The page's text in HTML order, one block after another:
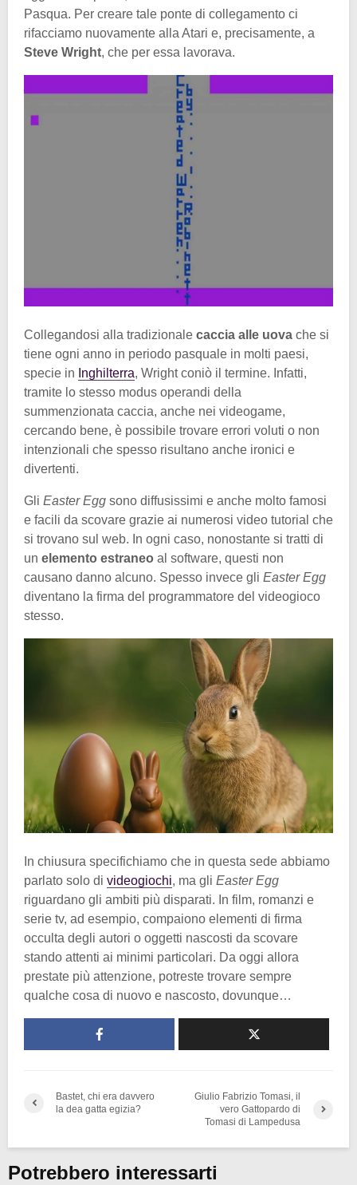
Pasqua. Per creare tale ponte di collegamento ci
rifacciamo nuovamente alla Atari e, precisamente, a
Steve Wright, che per essa lavorava.
Collegandosi alla tradizionale caccia alle uova che si
tiene ogni anno in periodo pasquale in molti paesi,
specie in Inghilterra, Wright coniò il termine. Infatti,
tramite lo stesso modus operandi della
summenzionata caccia, anche nei videogame,
cercando bene, è possibile trovare errori voluti o non
intenzionali che spesso risultano anche ironici e
divertenti.
Gli Easter Egg sono diffusissimi e anche molto famosi
e facili da scovare grazie ai numerosi video tutorial che
si trovano sul web. In ogni caso, nonostante si tratti di
un elemento estraneo al software, questi non
causano danno alcuno. Spesso invece gli Easter Egg
diventano la firma del programmatore del videogioco
stesso.
In chiusura specifichiamo che in questa sede abbiamo
parlato solo di videogiochi, ma gli Easter Egg
riguardano gli ambiti più disparati. In film, romanzi e
serie tv, ad esempio, compaiono elementi di firma
occulta degli autori o oggetti nascosti da scovare
stando attenti ai minimi particolari. Da oggi allora
prestate più attenzione, potreste trovare sempre
qualche cosa di nuovo e nascosto, dovunque…
Bastet, chi era davvero
la dea gatta egizia?
Giulio Fabrizio Tomasi, il
vero Gattopardo di
Tomasi di Lampedusa
Potrebbero interessarti